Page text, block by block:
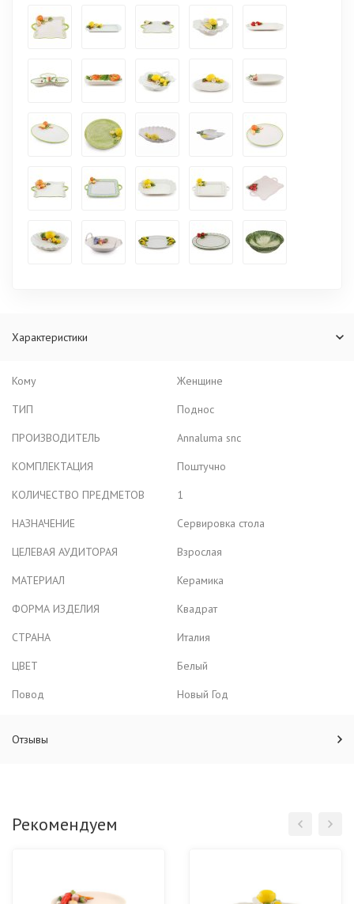
Характеристики
Кому
Женщине
ТИП
Поднос
ПРОИЗВОДИТЕЛЬ
Annaluma snc
КОМПЛЕКТАЦИЯ
Поштучно
КОЛИЧЕСТВО ПРЕДМЕТОВ
1
НАЗНАЧЕНИЕ
Сервировка стола
ЦЕЛЕВАЯ АУДИТОРАЯ
Взрослая
МАТЕРИАЛ
Керамика
ФОРМА ИЗДЕЛИЯ
Квадрат
СТРАНА
Италия
ЦВЕТ
Белый
Повод
Новый Год
Отзывы
Рекомендуем